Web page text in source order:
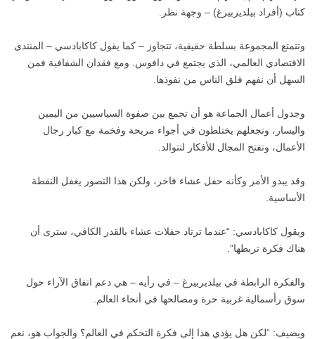
كتاب (أفراد بيلديربيرغ) – وجهة نظر.
وتتمتع المجموعة بسلطة حقيقية، تتجاوز – كما يقول كاكابادسي – المنتدى
الاقتصادي العالمي، الذي يجتمع في دافوس. ومع فقدان الشفافية فمن
السهل أن نفهم قلق الناس من نفوذها.
وجدول أعمال الجماعة هو أن تجمع بين صفوة السياسيين من اليمين
واليسار، وتجعلهم يختلطون في أجواء مريحة وفخمة مع كبار رجال
الأعمال، وتفتح المجال للأفكار لتتوالد.
وقد يبدو الأمر وكأنه حفل عشاء فاخر، ولكن هذا التصور يغفل النقطة
الأساسية.
ويقول كاكابادسي: “عندما ترتاد حفلات عشاء بالقدر الكافي، سترى أن
هناك فكرة تربطها”.
والفكرة الرابطة في بيلديربيرغ – في رأيه – هي دعم اتفاق الآراء حول
سوق رأسمالية غربية حرة ومصالحها في أنحاء العالم.
ويضيف: “لكن هل يؤدي هذا إلى فكرة التحكم في العالم؟ والجواب هو، نعم